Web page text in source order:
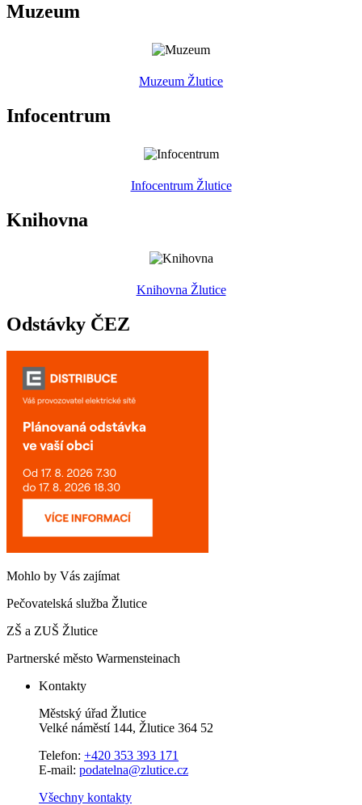
Muzeum
Muzeum Žlutice
Infocentrum
Infocentrum Žlutice
Knihovna
Knihovna Žlutice
Odstávky ČEZ
Mohlo by Vás zajímat
Pečovatelská služba Žlutice
ZŠ a ZUŠ Žlutice
Partnerské město Warmensteinach
Kontakty
Městský úřad Žlutice
Velké náměstí 144, Žlutice 364 52
Telefon: +420 353 393 171
E-mail: podatelna@zlutice.cz
Všechny kontakty